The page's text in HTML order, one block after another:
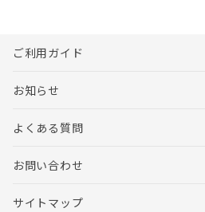
医療法人徳洲会 宇治徳洲会病院
医療法人徳洲会 野崎徳洲会病院
大阪府
和歌山県
ご利用ガイド
お知らせ
よくある質問
お問い合わせ
サイトマップ